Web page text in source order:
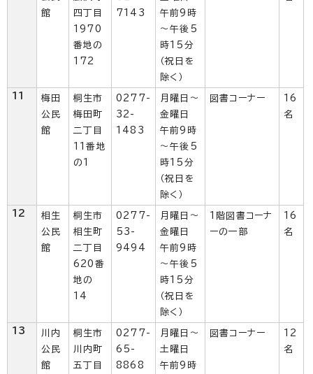
館
四丁目
1970
番地の
172
7143
午前9時
～午後5
時15分
（祝日を
除く）
11
梅田
公民
館
桐生市
梅田町
二丁目
11番地
の1
0277-
32-
1483
月曜日～
金曜日
午前9時
～午後5
時15分
（祝日を
除く）
図書コーナー
16
名
12
相生
公民
館
桐生市
相生町
二丁目
620番
地の
14
0277-
53-
9494
月曜日～
金曜日
午前9時
～午後5
時15分
（祝日を
除く）
1階図書コーナ
ーの一部
16
名
13
川内
公民
館
桐生市
川内町
五丁目
0277-
65-
8868
月曜日～
土曜日
午前9時
図書コーナー
12
名